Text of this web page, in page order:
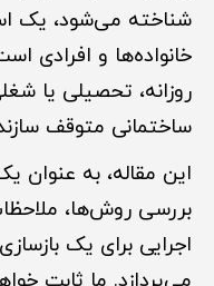
شناخته می‌شود، یک
خانواده‌ها و افرادی
روزانه، تحصیلی یا
ساختمانی متوقف
این مقاله، به عنوان
بررسی روش‌ها،
اجرایی برای یک